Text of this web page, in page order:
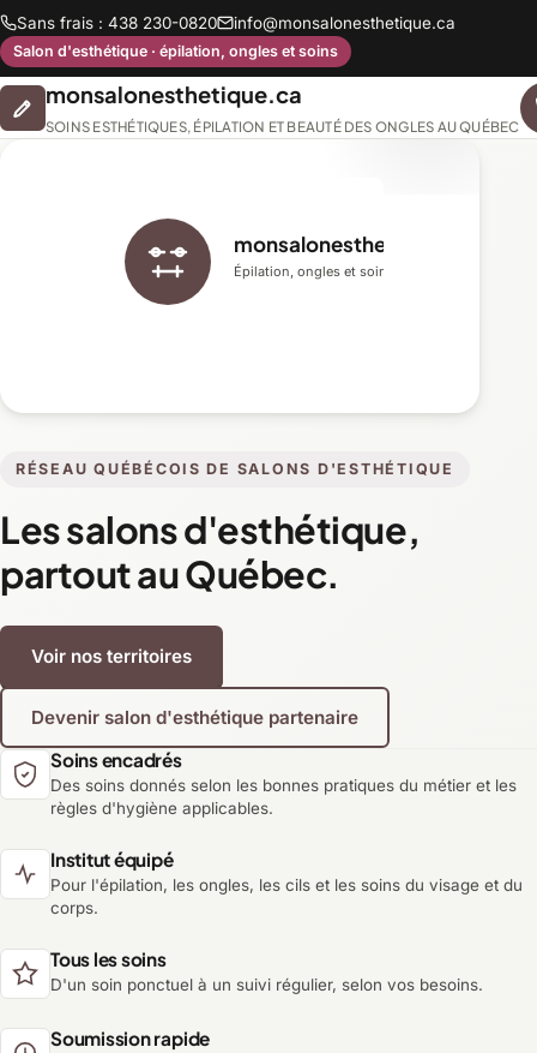
Sans frais : 438 230-0820 info@monsalonesthetique.ca
Salon d'esthétique · épilation, ongles et soins
monsalonesthetique.ca
SOINS ESTHÉTIQUES, ÉPILATION ET BEAUTÉ DES ONGLES AU QUÉBEC
RÉSEAU QUÉBÉCOIS DE SALONS D'ESTHÉTIQUE
Les salons d'esthétique,
partout au Québec.
Voir nos territoires
Devenir salon d'esthétique partenaire
monsalonesthetique.ca
Épilation, ongles et soins du visage
Soins encadrés
Des soins donnés selon les bonnes pratiques du métier et les
règles d'hygiène applicables.
Institut équipé
Pour l'épilation, les ongles, les cils et les soins du visage et du
corps.
Tous les soins
D'un soin ponctuel à un suivi régulier, selon vos besoins.
Soumission rapide